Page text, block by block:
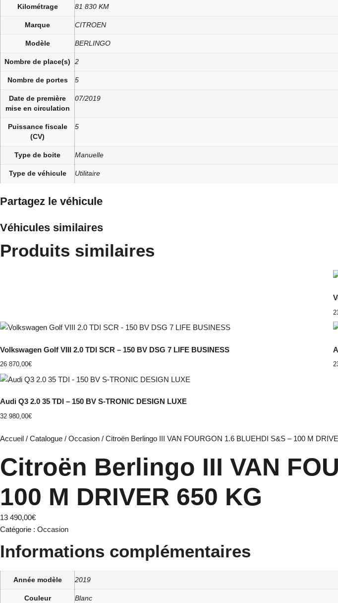
Kilométrage 81 830 KM
Marque CITROEN
Modèle BERLINGO
Nombre de place(s) 2
Nombre de portes 5
Date de première
mise en circulation
07/2019
Puissance fiscale
(CV)
5
Type de boite Manuelle
Type de véhicule Utilitaire
Partagez le véhicule
Véhicules similaires
Produits similaires
Volkswagen Golf VIII 2.0 TDI SCR – 150 BV DSG 7 LIFE BUSINESS
26 870,00€
Audi Q3 2.0 35 TDI – 150 BV S-TRONIC DESIGN LUXE
32 980,00€
Accueil / Catalogue / Occasion / Citroën Berlingo III VAN FOURGON 1.6 BLUEHDI S&S – 100 M
Citroën Berlingo III VAN
100 M DRIVER 650 KG
13 490,00€
Catégorie : Occasion
Informations complémentaires
Année modèle 2019
Couleur Blanc